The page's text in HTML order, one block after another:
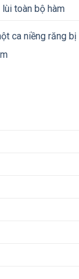
toàn bộ hàm
ca niềng răng